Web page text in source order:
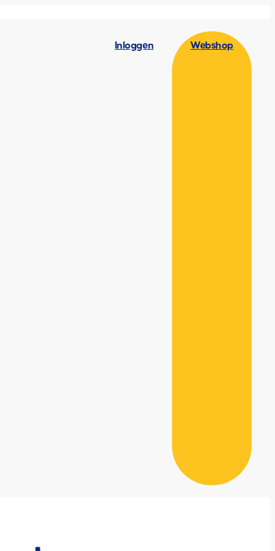
Inloggen Webshop